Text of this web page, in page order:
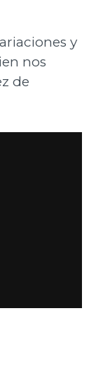
y
nos
de